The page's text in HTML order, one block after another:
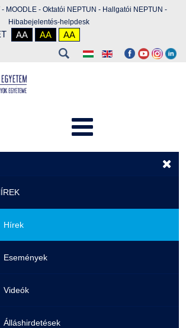
- MOODLE - Oktatói NEPTUN - Hallgatói NEPTUN -
Hibabejelentés-helpdesk
AA AA AA
Hírek
Események
Videók
Álláshirdetések